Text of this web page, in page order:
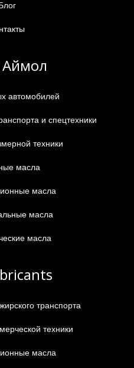
автомобилей
и спецтехники
техники
масла
масла
масла
масла
транспорта
техники
масла